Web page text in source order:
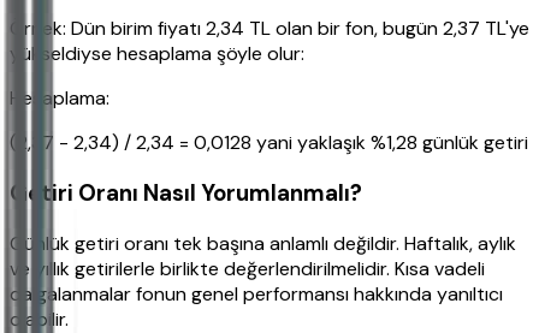
Örnek: Dün birim fiyatı 2,34 TL olan bir fon, bugün 2,37 TL'ye
yükseldiyse hesaplama şöyle olur:
Hesaplama:
(2,37 - 2,34) / 2,34 = 0,0128 yani yaklaşık %1,28 günlük getiri
Getiri Oranı Nasıl Yorumlanmalı?
Günlük getiri oranı tek başına anlamlı değildir. Haftalık, aylık
ve yıllık getirilerle birlikte değerlendirilmelidir. Kısa vadeli
dalgalanmalar fonun genel performansı hakkında yanıltıcı
olabilir.